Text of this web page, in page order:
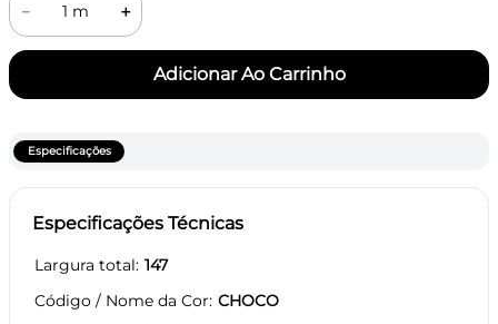
＋
－
Especificações
Especificações Técnicas
Largura total 147
Código / Nome da Cor CHOCO